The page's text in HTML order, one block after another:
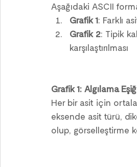
Aşağıdaki ASCII
Grafik 1: Farklı
Grafik 2: Tipik
karşılaştırılması
Grafik 1: Algılama
Her bir asit için
eksende asit türü,
olup, görselleştirme